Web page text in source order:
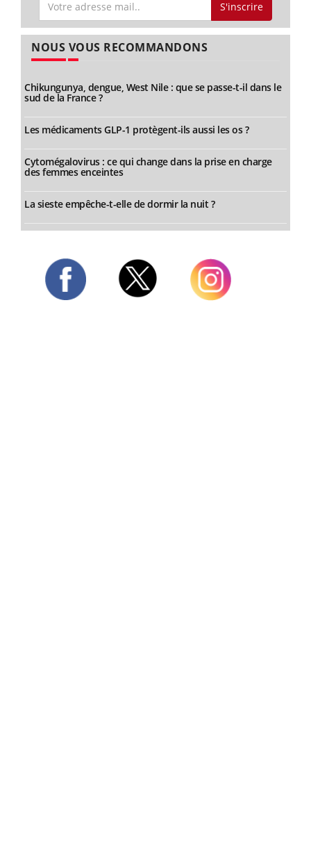
S'inscrire
NOUS VOUS RECOMMANDONS
Chikungunya, dengue, West Nile : que se passe-t-il dans le
sud de la France ?
Les médicaments GLP-1 protègent-ils aussi les os ?
Cytomégalovirus : ce qui change dans la prise en charge
des femmes enceintes
La sieste empêche-t-elle de dormir la nuit ?